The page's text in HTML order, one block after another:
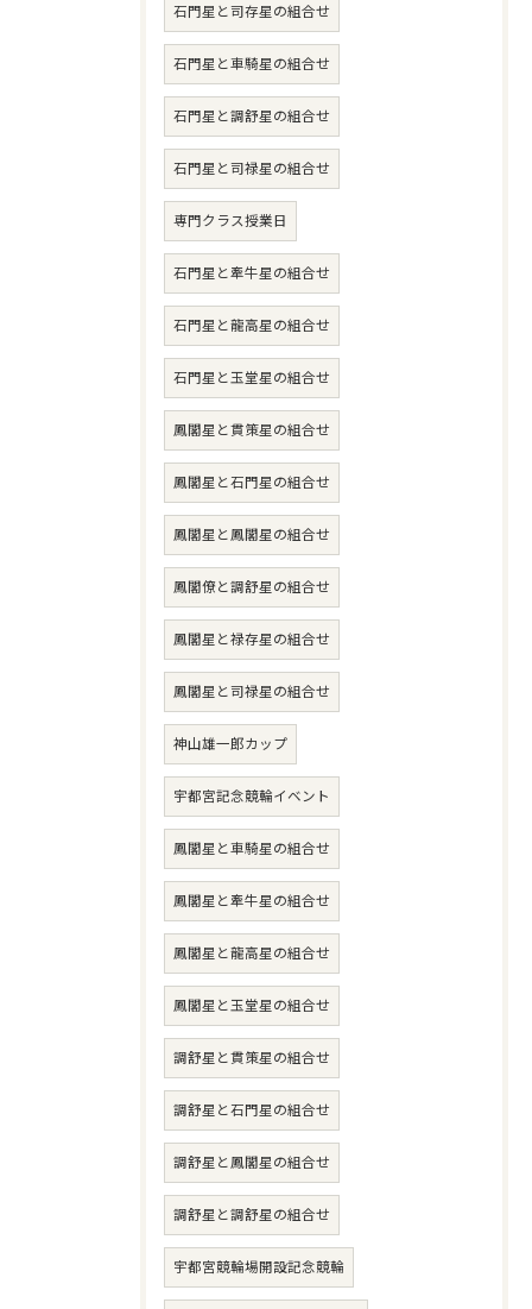
石門星と司存星の組合せ
石門星と車騎星の組合せ
石門星と調舒星の組合せ
石門星と司禄星の組合せ
専門クラス授業日
石門星と牽牛星の組合せ
石門星と龍高星の組合せ
石門星と玉堂星の組合せ
鳳閣星と貫策星の組合せ
鳳閣星と石門星の組合せ
鳳閣星と鳳閣星の組合せ
鳳閣僚と調舒星の組合せ
鳳閣星と禄存星の組合せ
鳳閣星と司禄星の組合せ
神山雄一郎カップ
宇都宮記念競輪イベント
鳳閣星と車騎星の組合せ
鳳閣星と牽牛星の組合せ
鳳閣星と龍高星の組合せ
鳳閣星と玉堂星の組合せ
調舒星と貫策星の組合せ
調舒星と石門星の組合せ
調舒星と鳳閣星の組合せ
調舒星と調舒星の組合せ
宇都宮競輪場開設記念競輪